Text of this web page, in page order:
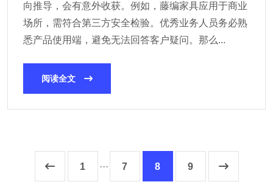
向推导，会有意外收获。例如，藤编家具应用于商业
场所，需符合第三方安全检验。优秀业务人员务必熟
悉产品使用端，避免无法回答客户疑问。那么...
阅读全文
1 ··· 7 8 9